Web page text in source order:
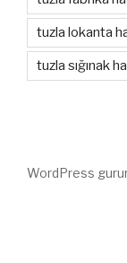
tuzla lokanta
tuzla sığınak
WordPress